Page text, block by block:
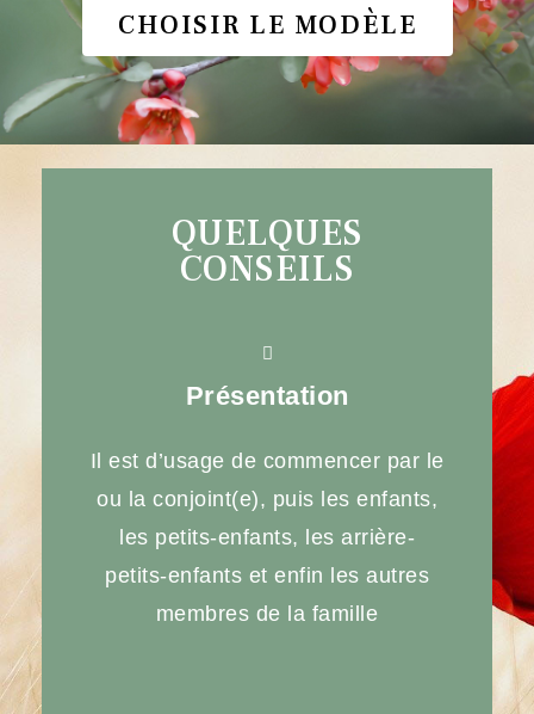
CHOISIR LE MODÈLE
QUELQUES
CONSEILS
Présentation
Il est d’usage de commencer par le
ou la conjoint(e), puis les enfants,
les petits-enfants, les arrière-
petits-enfants et enfin les autres
membres de la famille